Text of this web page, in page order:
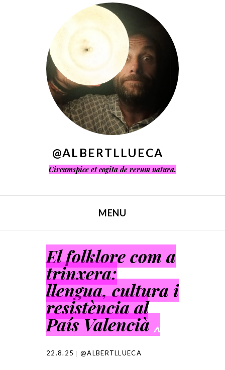
@ALBERTLLUECA
Circumspice et cogita de rerum natura.
MENU
El folklore com a
trinxera:
llengua, cultura i
resistència al
País Valencià ^
22.8.25 @ALBERTLLUECA